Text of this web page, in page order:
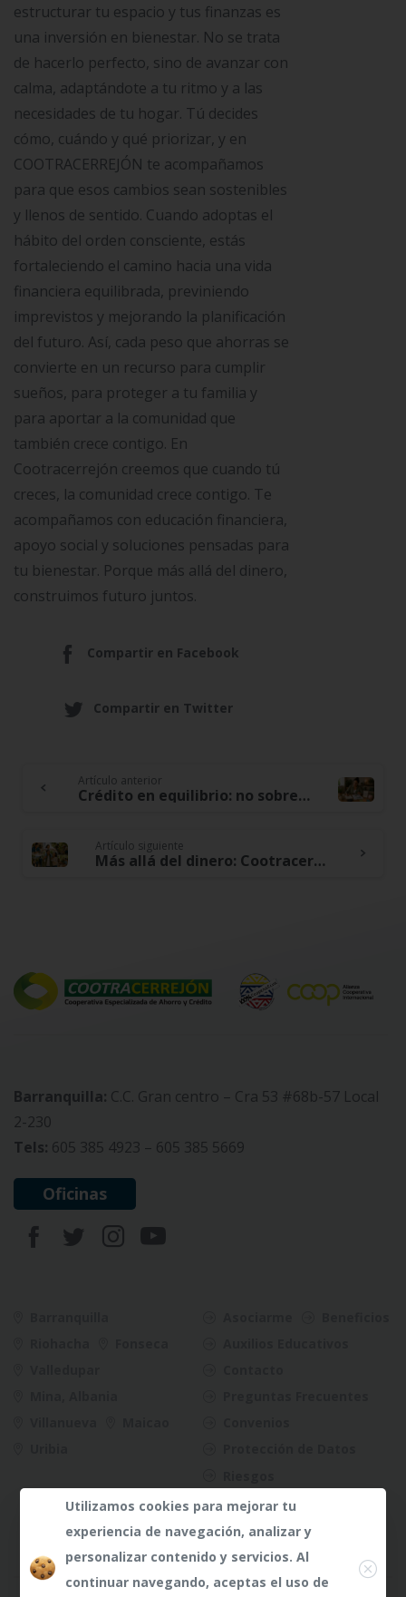
estructurar tu espacio y tus finanzas es
una inversión en bienestar. No se trata
de hacerlo perfecto, sino de avanzar con
calma, adaptándote a tu ritmo y a las
necesidades de tu hogar. Tú decides
cómo, cuándo y qué priorizar, y en
COOTRACERREJÓN te acompañamos
para que esos cambios sean sostenibles
y llenos de sentido. Cuando adoptas el
hábito del orden consciente, estás
fortaleciendo el camino hacia una vida
financiera equilibrada, previniendo
imprevistos y mejorando la planificación
del futuro. Así, cada peso que ahorras se
convierte en un recurso para cumplir
sueños, para proteger a tu familia y
para aportar a la comunidad que
también crece contigo. En
Cootracerrejón creemos que cuando tú
creces, la comunidad crece contigo. Te
acompañamos con educación financiera,
apoyo social y soluciones pensadas para
tu bienestar. Porque más allá del dinero,
construimos futuro juntos.
Compartir en Facebook
Compartir en Twitter
Continue
Reading
Artículo anterior
Crédito en equilibrio: no sobrecargues tus finanzas, aprende a usarlo con sabiduría
Artículo siguiente
Más allá del dinero: Cootracerrejón y su compromiso con tu bienestar total
Barranquilla: C.C. Gran centro – Cra 53 #68b-57 Local
2-230
Tels: 605 385 4923 – 605 385 5669
Oficinas
Utilizamos cookies para mejorar tu
experiencia de navegación, analizar y
personalizar contenido y servicios. Al
continuar navegando, aceptas el uso de
Close